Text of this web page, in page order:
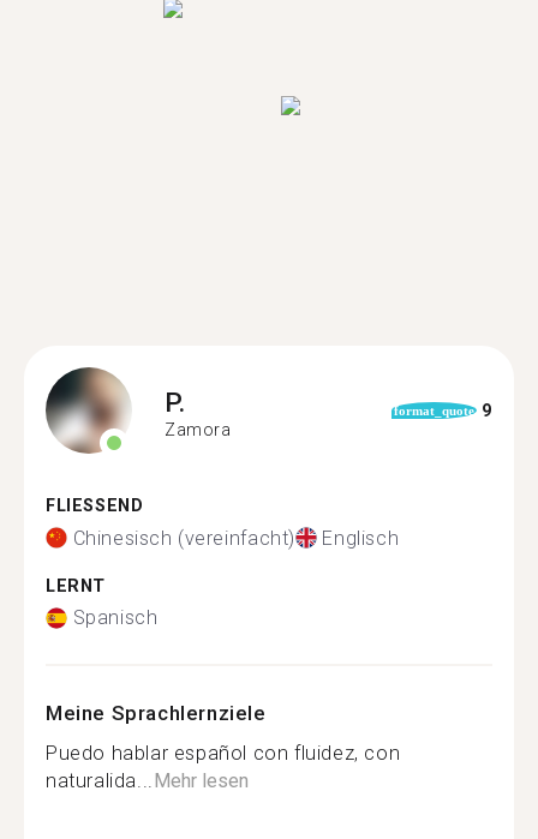
P.
Zamora
format_quote 9
FLIESSEND
Chinesisch (vereinfacht) Englisch
LERNT
Spanisch
Meine Sprachlernziele
Puedo hablar español con fluidez, con
naturalida...Mehr lesen